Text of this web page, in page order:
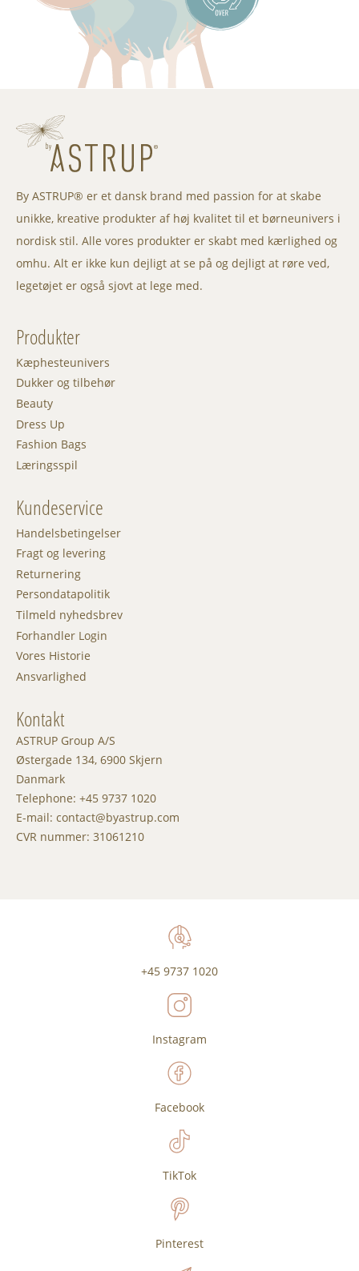
By ASTRUP® er et dansk brand med passion for at skabe
unikke, kreative produkter af høj kvalitet til et børneunivers i
nordisk stil. Alle vores produkter er skabt med kærlighed og
omhu. Alt er ikke kun dejligt at se på og dejligt at røre ved,
legetøjet er også sjovt at lege med.
Produkter
Kæphesteunivers
Dukker og tilbehør
Beauty
Dress Up
Fashion Bags
Læringsspil
Kundeservice
Handelsbetingelser
Fragt og levering
Returnering
Persondatapolitik
Tilmeld nyhedsbrev
Forhandler Login
Vores Historie
Ansvarlighed
Kontakt
ASTRUP Group A/S
Østergade 134, 6900 Skjern
Danmark
Telephone: +45 9737 1020
E-mail: contact@byastrup.com
CVR nummer: 31061210
+45 9737 1020
Instagram
Facebook
TikTok
Pinterest